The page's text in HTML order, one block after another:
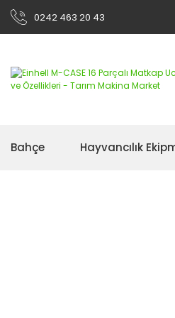
0242 463 20 43
Bahçe Hayvancılık